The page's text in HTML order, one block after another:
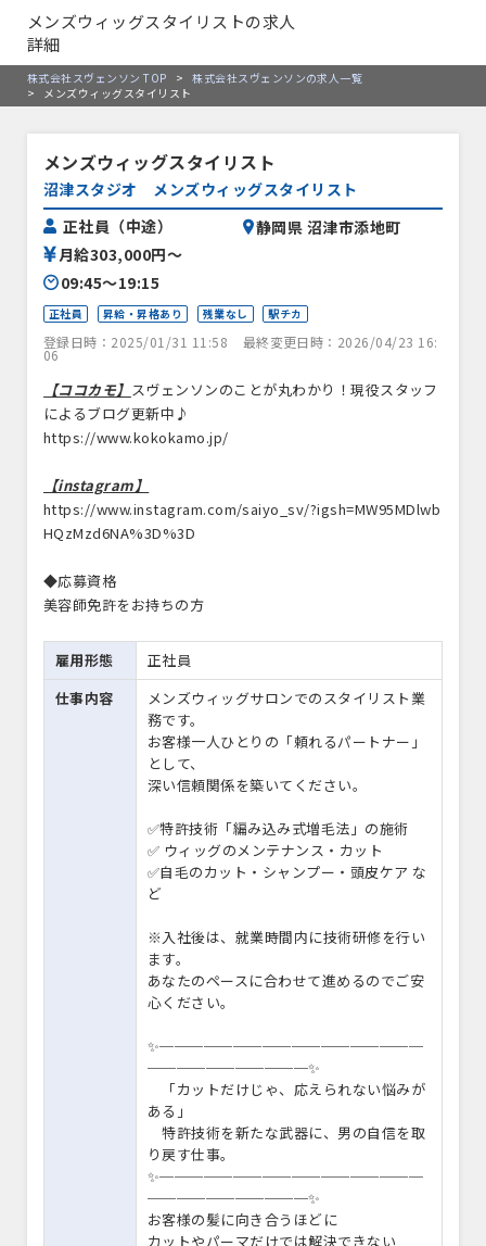
メンズウィッグスタイリストの求人
詳細
株式会社スヴェンソン TOP >
株式会社スヴェンソンの求人一覧
>
メンズウィッグスタイリスト
メンズウィッグスタイリスト
沼津スタジオ メンズウィッグスタイリスト
正社員（中途）
月給303,000円〜
09:45〜19:15
静岡県 沼津市添地町
正社員 昇給・昇格あり 残業なし 駅チカ
登録日時：2025/01/31 11:58 最終変更日時：2026/04/23 16:
06
【ココカモ】 スヴェンソンのことが丸わかり！現役スタッフ
によるブログ更新中♪
https://www.kokokamo.jp/
【instagram】
https://www.instagram.com/saiyo_sv/?igsh=MW95MDlwb
HQzMzd6NA%3D%3D
◆応募資格
美容師免許をお持ちの方
雇用形態
正社員
仕事内容
メンズウィッグサロンでのスタイリスト業
務です。
お客様一人ひとりの「頼れるパートナー」
として、
深い信頼関係を築いてください。
✅特許技術「編み込み式増毛法」の施術
✅ ウィッグのメンテナンス・カット
✅自毛のカット・シャンプー・頭皮ケア な
ど
※入社後は、就業時間内に技術研修を行い
ます。
あなたのペースに合わせて進めるのでご安
心ください。
✨──────────────────
───────────✨
「カットだけじゃ、応えられない悩みが
ある」
特許技術を新たな武器に、男の自信を取
り戻す仕事。
✨──────────────────
───────────✨
お客様の髪に向き合うほどに
カットやパーマだけでは解決できない